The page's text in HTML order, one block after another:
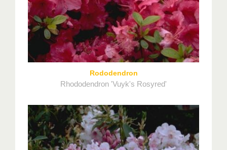
Rododendron
Rhododendron 'Vuyk's Rosyred'